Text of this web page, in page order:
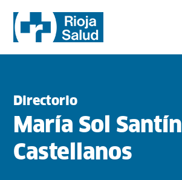
Directorio
María Sol Santín
Castellanos